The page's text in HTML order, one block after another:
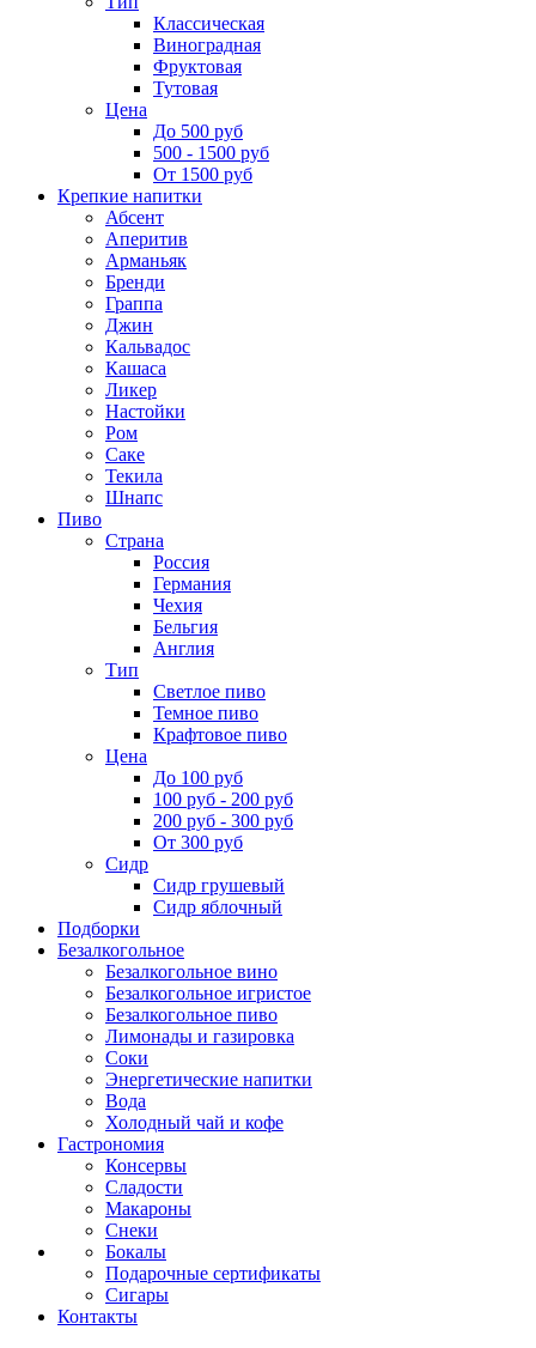
Классическая
Виноградная
Фруктовая
Тутовая
Цена
До 500 руб
500 - 1500 руб
От 1500 руб
Крепкие напитки
Абсент
Аперитив
Арманьяк
Бренди
Граппа
Джин
Кальвадос
Кашаса
Ликер
Настойки
Ром
Саке
Текила
Шнапс
Пиво
Страна
Россия
Германия
Чехия
Бельгия
Англия
Тип
Светлое пиво
Темное пиво
Крафтовое пиво
Цена
До 100 руб
100 руб - 200 руб
200 руб - 300 руб
От 300 руб
Сидр
Сидр грушевый
Сидр яблочный
Подборки
Безалкогольное
Безалкогольное вино
Безалкогольное игристое
Безалкогольное пиво
Лимонады и газировка
Соки
Энергетические напитки
Вода
Холодный чай и кофе
Гастрономия
Консервы
Сладости
Макароны
Снеки
Бокалы
Подарочные сертификаты
Сигары
Контакты